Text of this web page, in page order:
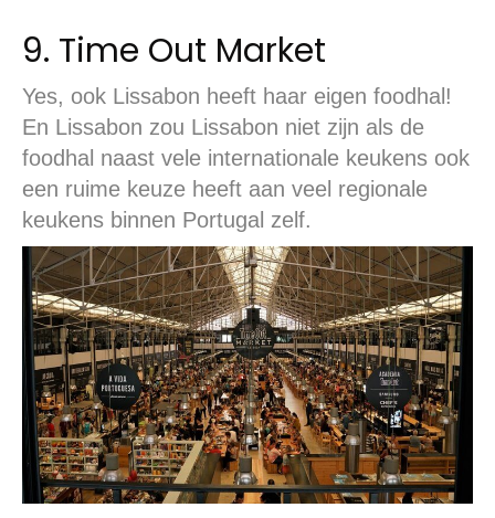
9. Time Out Market
Yes, ook Lissabon heeft haar eigen foodhal!
En Lissabon zou Lissabon niet zijn als de
foodhal naast vele internationale keukens ook
een ruime keuze heeft aan veel regionale
keukens binnen Portugal zelf.